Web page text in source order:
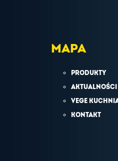
MAPA
PRODUKTY
AKTUALNOŚCI
VEGE
KONTAKT